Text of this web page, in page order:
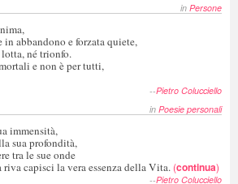
in Persone
in abbandono e forzata quiete,
né trionfo.
e non è per tutti,
--Pietro Colucciello
in Poesie personali
immensità,
sua profondità,
tra le sue onde
capisci la vera essenza della Vita. (continua)
--Pietro Colucciello